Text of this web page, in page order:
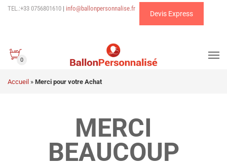
TEL.:+33 0756801610 | info@ballonpersonnalise.fr
Devis Express
0
Accueil » Merci pour votre Achat
MERCI
BEAUCOUP